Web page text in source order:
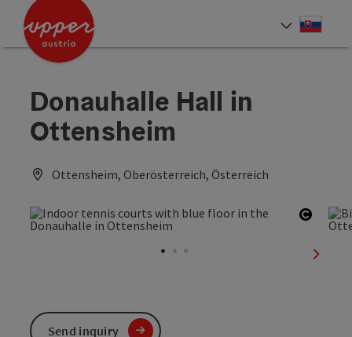
Accesskey
Accesskey
Donauhalle Hall in
Ottensheim
Ottensheim, Oberösterreich, Österreich
next
Send inquiry